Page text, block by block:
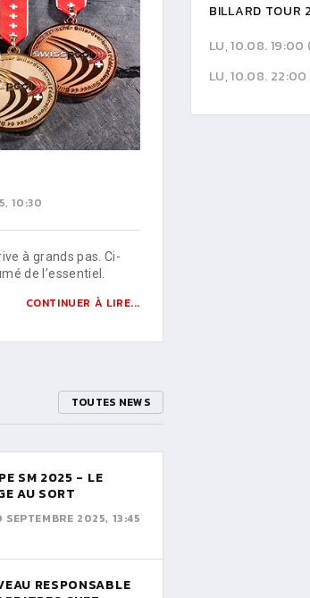
10:30
à grands pas. Ci-
de l’essentiel.
CONTINUER À LIRE...
TOUTES NEWS
SM 2025 - LE
AU SORT
SEPTEMBRE 2025, 13:45
RESPONSABLE
BILLARD TOUR
LU, 10.08. 19:00
LU, 10.08. 22:00